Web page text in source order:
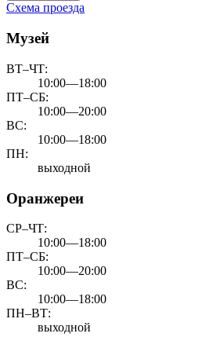
Схема проезда
Музей
ВТ–ЧТ:
10:00—18:00
ПТ–СБ:
10:00—20:00
ВС:
10:00—18:00
ПН:
выходной
Оранжереи
СР–ЧТ:
10:00—18:00
ПТ–СБ:
10:00—20:00
ВС:
10:00—18:00
ПН–ВТ:
выходной